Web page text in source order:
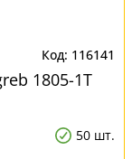
116141
1805-1T
50 шт.